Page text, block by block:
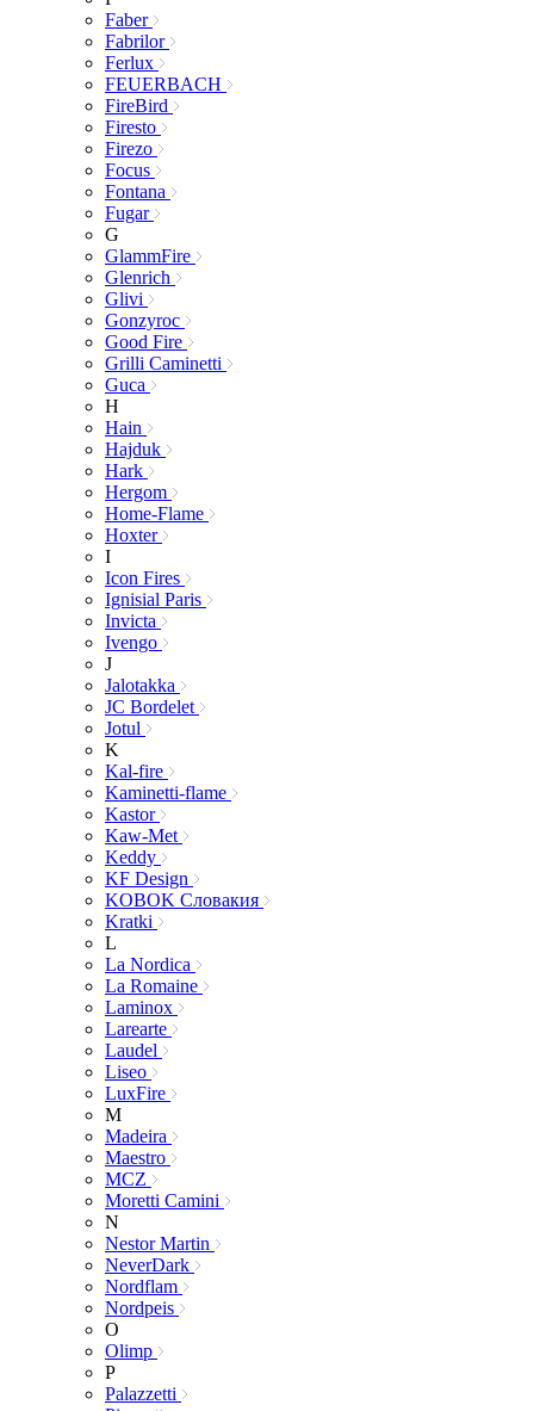
Faber
Fabrilor
Ferlux
FEUERBACH
FireBird
Firesto
Firezo
Focus
Fontana
Fugar
G
GlammFire
Glenrich
Glivi
Gonzyroc
Good Fire
Grilli Caminetti
Guca
H
Hain
Hajduk
Hark
Hergom
Home-Flame
Hoxter
I
Icon Fires
Ignisial Paris
Invicta
Ivengo
J
Jalotakka
JC Bordelet
Jotul
K
Kal-fire
Kaminetti-flame
Kastor
Kaw-Met
Keddy
KF Design
KOBOK Словакия
Kratki
L
La Nordica
La Romaine
Laminox
Larearte
Laudel
Liseo
LuxFire
M
Madeira
Maestro
MCZ
Moretti Camini
N
Nestor Martin
NeverDark
Nordflam
Nordpeis
O
Olimp
P
Palazzetti